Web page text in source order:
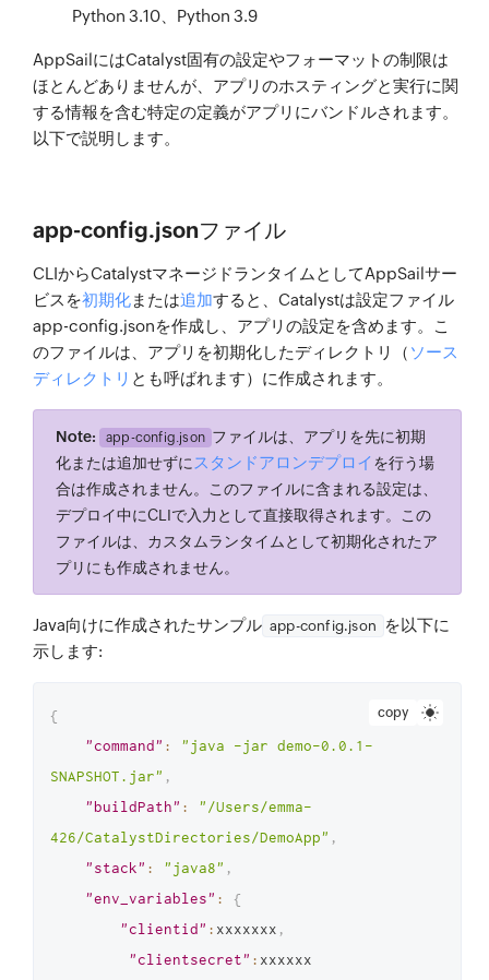
Python 3.10、Python 3.9
AppSailにはCatalyst固有の設定やフォーマットの制限は
ほとんどありませんが、アプリのホスティングと実行に関
する情報を含む特定の定義がアプリにバンドルされます。
以下で説明します。
app-config.jsonファイル
CLIからCatalystマネージドランタイムとしてAppSailサー
ビスを初期化または追加すると、Catalystは設定ファイル
app-config.jsonを作成し、アプリの設定を含めます。こ
のファイルは、アプリを初期化したディレクトリ（ ソース
ディレクトリ とも呼ばれます）に作成されます。
Note: app-config.json ファイルは、アプリを先に初期
化または追加せずに スタンドアロンデプロイを行う場
合は作成されません。このファイルに含まれる設定は、
デプロイ中にCLIで入力として直接取得されます。この
ファイルは、カスタムランタイムとして初期化されたア
プリにも作成されません。
Java向けに作成されたサンプル app-config.json
を以下に
示します:
copy
{
"command" :
"java -jar demo-0.0.1-
SNAPSHOT.jar" ,
"buildPath" :
"/Users/emma-
426/CatalystDirectories/DemoApp" ,
"stack" : "java8" ,
"env_variables" :
{
"clientid" : xxxxxxx ,
"clientsecret" : xxxxxx